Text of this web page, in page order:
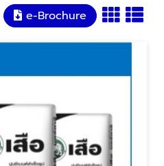
e-Brochure